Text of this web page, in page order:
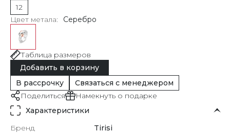
12
Цвет метала
Серебро
Таблица размеров
Добавить в корзину
В рассрочку
Связаться с менеджером
Поделиться
Намекнуть о подарке
Характеристики
Бренд
Tirisi